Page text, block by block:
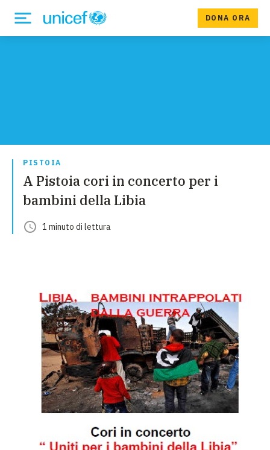
DONA ORA
PISTOIA
A Pistoia cori in concerto per i
bambini della Libia
1 minuto di lettura